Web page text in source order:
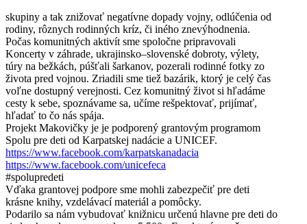
skupiny a tak znižovať negatívne dopady vojny, odlúčenia od
rodiny, rôznych rodinných kríz, či iného znevýhodnenia.
Počas komunitných aktivít sme spoločne pripravovali
Koncerty v záhrade, ukrajinsko–slovenské dobroty, výlety,
túry na bežkách, púšťali šarkanov, pozerali rodinné fotky zo
života pred vojnou. Zriadili sme tiež bazárik, ktorý je celý čas
voľne dostupný verejnosti. Cez komunitný život si hľadáme
cesty k sebe, spoznávame sa, učíme rešpektovať, prijímať,
hľadať to čo nás spája.
Projekt Makovičky je je podporený grantovým programom
Spolu pre deti od Karpatskej nadácie a UNICEF.
https://www.facebook.com/karpatskanadacia
https://www.facebook.com/unicefeca
#spolupredeti
Vďaka grantovej podpore sme mohli zabezpečiť pre deti
krásne knihy, vzdelávací materiál a pomôcky.
Podarilo sa nám vybudovať knižnicu určenú hlavne pre deti do